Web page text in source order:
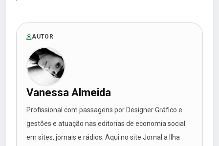
AUTOR
Vanessa Almeida
Profissional com passagens por Designer Gráfico e
gestões e atuação nas editorias de economia social
em sites, jornais e rádios. Aqui no site Jornal a Ilha